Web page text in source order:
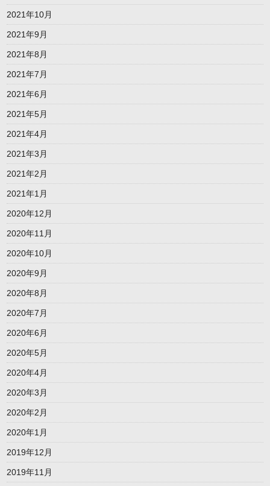
2021年10月
2021年9月
2021年8月
2021年7月
2021年6月
2021年5月
2021年4月
2021年3月
2021年2月
2021年1月
2020年12月
2020年11月
2020年10月
2020年9月
2020年8月
2020年7月
2020年6月
2020年5月
2020年4月
2020年3月
2020年2月
2020年1月
2019年12月
2019年11月